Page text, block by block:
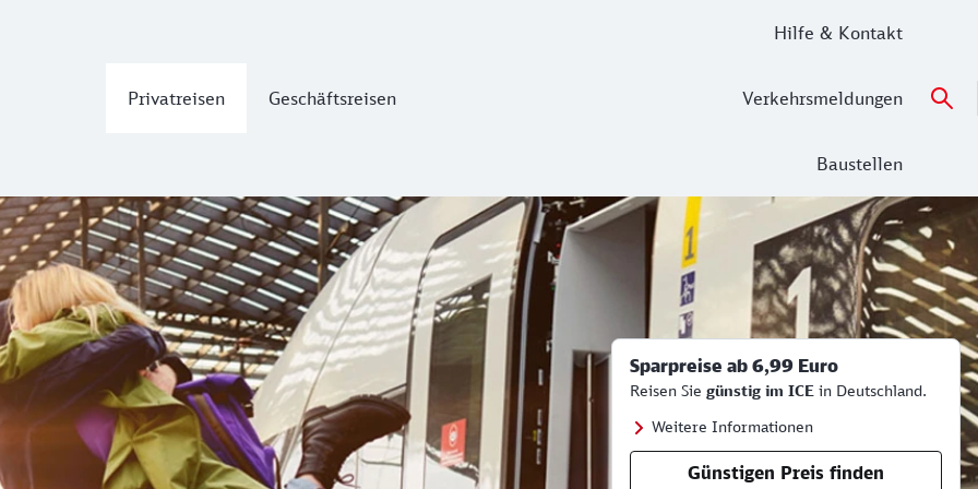
Privatreisen Geschäftsreisen
Hilfe & Kontakt
Verkehrsmeldungen
Baustellen
Sparpreise ab 6,99 Euro
Reisen Sie günstig im ICE in Deutschland.
Weitere Informationen
Günstigen Preis finden